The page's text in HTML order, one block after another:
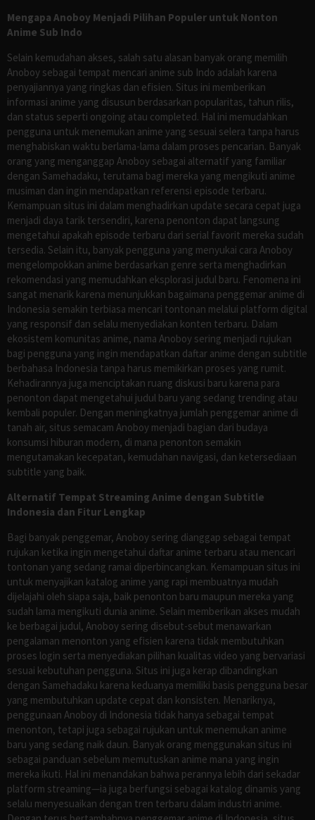
Mengapa Anoboy Menjadi Pilihan Populer untuk Nonton
Anime Sub Indo
Selain kemudahan akses, salah satu alasan banyak orang memilih
Anoboy sebagai tempat mencari anime sub Indo adalah karena
penyajiannya yang ringkas dan efisien. Situs ini memberikan
informasi anime yang disusun berdasarkan popularitas, tahun rilis,
dan status seperti ongoing atau completed. Hal ini memudahkan
pengguna untuk menemukan anime yang sesuai selera tanpa harus
menghabiskan waktu berlama-lama dalam proses pencarian. Banyak
orang yang menganggap Anoboy sebagai alternatif yang familiar
dengan Samehadaku, terutama bagi mereka yang mengikuti anime
musiman dan ingin mendapatkan referensi episode terbaru.
Kemampuan situs ini dalam menghadirkan update secara cepat juga
menjadi daya tarik tersendiri, karena penonton dapat langsung
mengetahui apakah episode terbaru dari serial favorit mereka sudah
tersedia. Selain itu, banyak pengguna yang menyukai cara Anoboy
mengelompokkan anime berdasarkan genre serta menghadirkan
rekomendasi yang memudahkan eksplorasi judul baru. Fenomena ini
sangat menarik karena menunjukkan bagaimana penggemar anime di
Indonesia semakin terbiasa mencari tontonan melalui platform digital
yang responsif dan selalu menyediakan konten terbaru. Dalam
ekosistem komunitas anime, nama Anoboy sering menjadi rujukan
bagi pengguna yang ingin mendapatkan daftar anime dengan subtitle
berbahasa Indonesia tanpa harus memikirkan proses yang rumit.
Kehadirannya juga menciptakan ruang diskusi baru karena para
penonton dapat mengetahui judul baru yang sedang trending atau
kembali populer. Dengan meningkatnya jumlah penggemar anime di
tanah air, situs semacam Anoboy menjadi bagian dari budaya
konsumsi hiburan modern, di mana penonton semakin
mengutamakan kecepatan, kemudahan navigasi, dan ketersediaan
subtitle yang baik.
Alternatif Tempat Streaming Anime dengan Subtitle
Indonesia dan Fitur Lengkap
Bagi banyak penggemar, Anoboy sering dianggap sebagai tempat
rujukan ketika ingin mengetahui daftar anime terbaru atau mencari
tontonan yang sedang ramai diperbincangkan. Kemampuan situs ini
untuk menyajikan katalog anime yang rapi membuatnya mudah
dijelajahi oleh siapa saja, baik penonton baru maupun mereka yang
sudah lama mengikuti dunia anime. Selain memberikan akses mudah
ke berbagai judul, Anoboy sering disebut-sebut menawarkan
pengalaman menonton yang efisien karena tidak membutuhkan
proses login serta menyediakan pilihan kualitas video yang bervariasi
sesuai kebutuhan pengguna. Situs ini juga kerap dibandingkan
dengan Samehadaku karena keduanya memiliki basis pengguna besar
yang membutuhkan update cepat dan konsisten. Menariknya,
penggunaan Anoboy di Indonesia tidak hanya sebagai tempat
menonton, tetapi juga sebagai rujukan untuk menemukan anime
baru yang sedang naik daun. Banyak orang menggunakan situs ini
sebagai panduan sebelum memutuskan anime mana yang ingin
mereka ikuti. Hal ini menandakan bahwa perannya lebih dari sekadar
platform streaming—ia juga berfungsi sebagai katalog dinamis yang
selalu menyesuaikan dengan tren terbaru dalam industri anime.